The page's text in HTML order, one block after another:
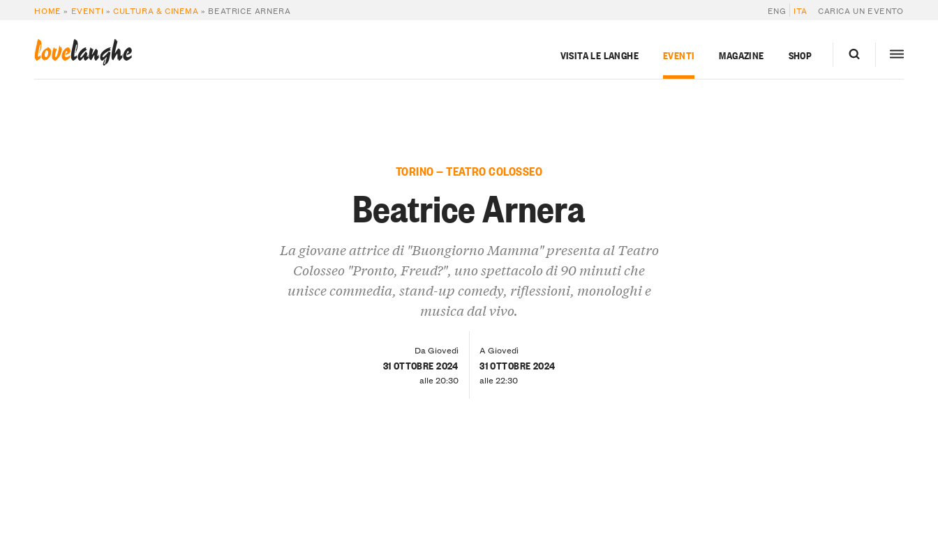
HOME » EVENTI »CULTURA & CINEMA » BEATRICE ARNERA ENG ITA CARICA UN EVENTO
lovelanghe VISITA LE LANGHE EVENTI MAGAZINE SHOP
TORINO — TEATRO COLOSSEO
Beatrice Arnera
La giovane attrice di "Buongiorno Mamma" presenta al Teatro
Colosseo "Pronto, Freud?", uno spettacolo di 90 minuti che
unisce commedia, stand-up comedy, riflessioni, monologhi e
musica dal vivo.
Da Giovedì
31 OTTOBRE 2024
alle 20:30
A Giovedì
31 OTTOBRE 2024
alle 22:30